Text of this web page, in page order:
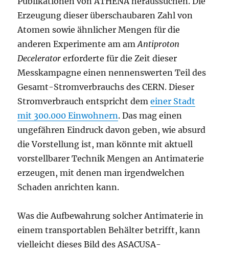
Erzeugung dieser überschaubaren Zahl von
Atomen sowie ähnlicher Mengen für die
anderen Experimente am amAntiproton
Decelerator erforderte für die Zeit dieser
Messkampagne einen nennenswerten Teil des
Gesamt-Stromverbrauchs des CERN. Dieser
Stromverbrauch entspricht demeiner Stadt
mit 300.000 Einwohnern. Das mag einen
ungefähren Eindruck davon geben, wie absurd
die Vorstellung ist, man könnte mit aktuell
vorstellbarer Technik Mengen an Antimaterie
erzeugen, mit denen man irgendwelchen
Schaden anrichten kann.
Was die Aufbewahrung solcher Antimaterie in
einem transportablen Behälter betrifft, kann
vielleicht dieses Bild des ASACUSA-